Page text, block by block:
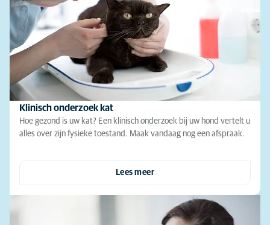
Klinisch onderzoek kat
Hoe gezond is uw kat? Een klinisch onderzoek bij uw hond vertelt u
alles over zijn fysieke toestand. Maak vandaag nog een afspraak.
Lees meer